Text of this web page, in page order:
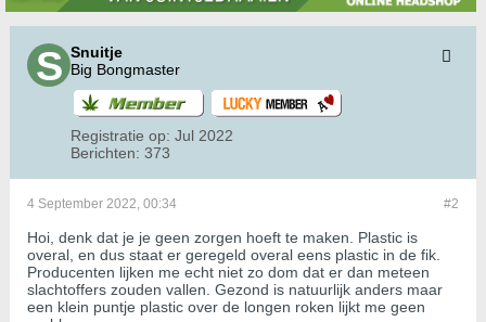
Snuitje
Big Bongmaster
Registratie op: Jul 2022
Berichten: 373
#2
4 September 2022, 00:34
Hoi, denk dat je je geen zorgen hoeft te maken. Plastic is
overal, en dus staat er geregeld overal eens plastic in de fik.
Producenten lijken me echt niet zo dom dat er dan meteen
slachtoffers zouden vallen. Gezond is natuurlijk anders maar
een klein puntje plastic over de longen roken lijkt me geen